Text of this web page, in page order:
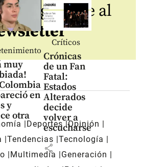
muy
en
y
otra
Críticos
Crónicas
de un Fan
Fatal:
Estados
Alterados
decide
volver a
escucharse
share
Regístrate al
Deportes Opinión
Tendencias Tecnología
Multimedia
Generación